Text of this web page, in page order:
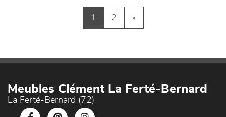
1 2 »
Meubles Clément La Ferté-Bernard
La Ferté-Bernard (72)